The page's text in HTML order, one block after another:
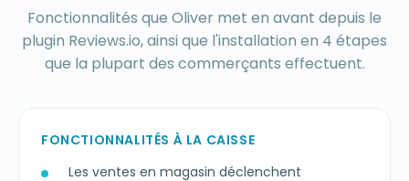
Fonctionnalités que Oliver met en avant depuis le
plugin Reviews.io, ainsi que l'installation en 4 étapes
que la plupart des commerçants effectuent.
FONCTIONNALITÉS À LA CAISSE
Les ventes en magasin déclenchent